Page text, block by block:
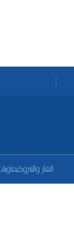
الغاز